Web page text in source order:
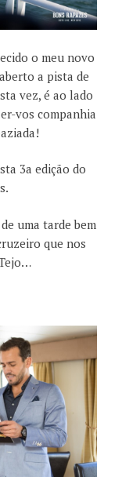
o meu novo
a pista de
vez, é ao lado
vos companhia
3a edição do
uma tarde bem
que nos